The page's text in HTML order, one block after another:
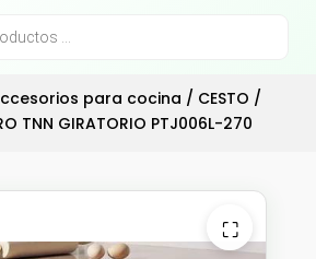
para cocina / CESTO /
TNN GIRATORIO PTJ006L-270
⛶